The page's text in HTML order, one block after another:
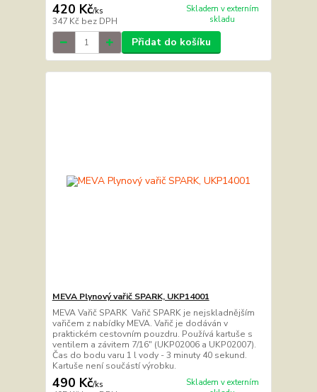
420 Kč/ks
347 Kč bez DPH
Skladem v externím
skladu
Přidat do košíku
MEVA Plynový vařič SPARK, UKP14001
MEVA Vařič SPARK Vařič SPARK je nejskladnějším
vařičem z nabídky MEVA. Vařič je dodáván v
praktickém cestovním pouzdru. Používá kartuše s
ventilem a závitem 7/16" (UKP02006 a UKP02007).
Čas do bodu varu 1 l vody - 3 minuty 40 sekund.
Kartuše není součástí výrobku.
490 Kč/ks
Skladem v externím